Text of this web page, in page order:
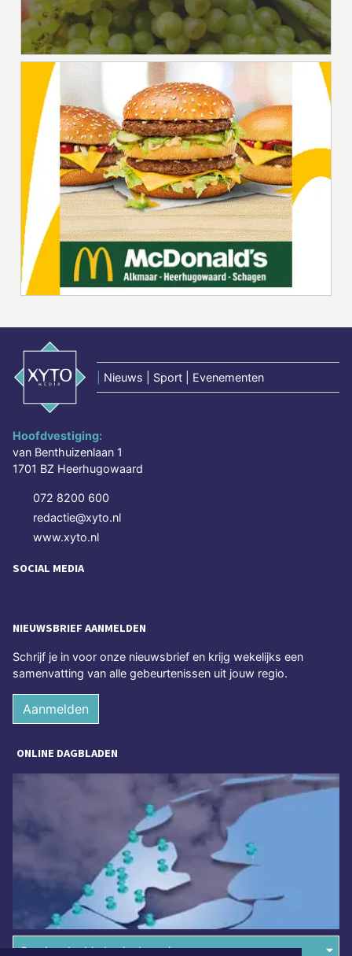
Nieuws | Sport | Evenementen
Hoofdvestiging:
van Benthuizenlaan 1
1701 BZ Heerhugowaard
072 8200 600
redactie@xyto.nl
www.xyto.nl
SOCIAL MEDIA
NIEUWSBRIEF AANMELDEN
Schrijf je in voor onze nieuwsbrief en krijg wekelijks een
samenvatting van alle gebeurtenissen uit jouw regio.
Aanmelden
ONLINE DAGBLADEN
Overige dagbladen in de regio